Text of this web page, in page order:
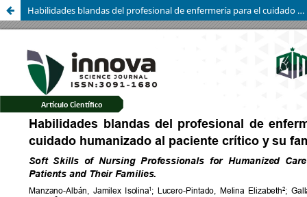
Habilidades blandas del profesional de enfermería para el cuidado humanizado al paciente crítico y su familia.